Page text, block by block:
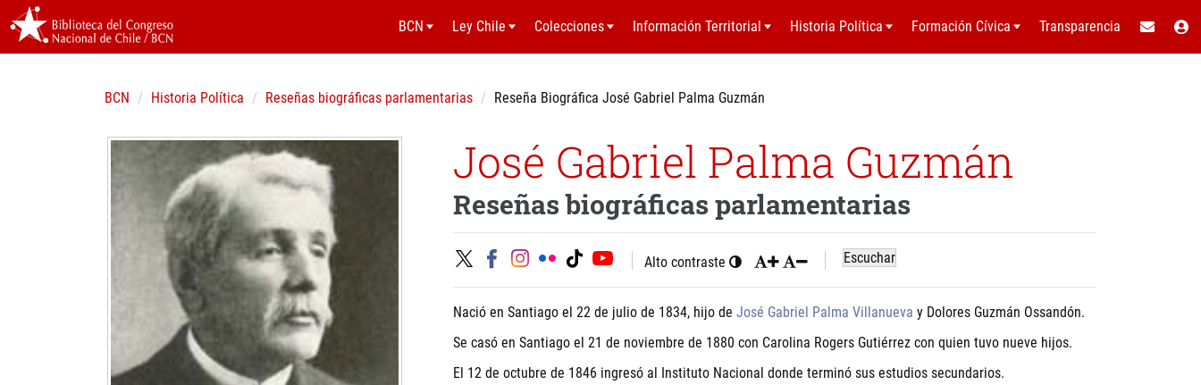
BCN Ley Chile Colecciones Información Territorial Historia Política Formación Cívica Transparencia
BCN Historia Política Reseñas biográficas parlamentarias Reseña Biográfica José Gabriel Palma Guzmán
José Gabriel Palma Guzmán
Reseñas biográficas parlamentarias
Alto contraste Escuchar
Nació en Santiago el 22 de julio de 1834, hijo de José Gabriel Palma Villanueva y Dolores Guzmán Ossandón.
Se casó en Santiago el 21 de noviembre de 1880 con Carolina Rogers Gutiérrez con quien tuvo nueve hijos.
El 12 de octubre de 1846 ingresó al Instituto Nacional donde terminó sus estudios secundarios.